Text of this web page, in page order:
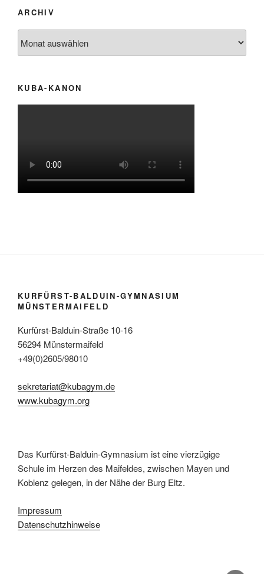
ARCHIV
KUBA-KANON
KURFÜRST-BALDUIN-GYMNASIUM
MÜNSTERMAIFELD
Kurfürst-Balduin-Straße 10-16
56294 Münstermaifeld
+49(0)2605/98010
sekretariat@kubagym.de
www.kubagym.org
Das Kurfürst-Balduin-Gymnasium ist eine vierzügige
Schule im Herzen des Maifeldes, zwischen Mayen und
Koblenz gelegen, in der Nähe der Burg Eltz.
Impressum
Datenschutzhinweise